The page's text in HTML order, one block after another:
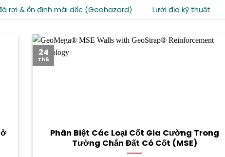
rơi & ổn định mái dốc (Geohazard) Lưới địa kỹ thuật
Phân Biệt Các Loại Cốt Gia Cường Trong
Tường Chắn Đất Có Cốt (MSE)
24
Th6